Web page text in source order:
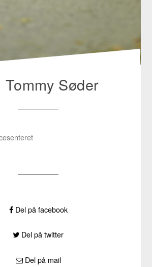
Tommy Søder
Del på facebook
Del på twitter
Del på mail